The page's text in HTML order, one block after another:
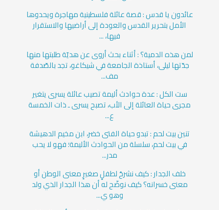
عائدون يا قدس : قصة عائلة فلسطينية مهاجرة ويحدوها
الأمل بتحرير القدس والعودة إلى أراضيها والاستقرار
فيها، ...
لمن هذه الدمية؟ : أثناء بحث أروى عن هديّة طلبتها منها
جدّتها ليلى، أستاذة الجامعة في شيكاغو، تجد بالصّدفة
مف...
ست الكل : عدة حوادث أليمة تصيب عائلة يسرى يتغير
مجرى حياة العائلة إلى الأب، تصبح يسرى ـ ذات الخمسة
ع...
تنين بيت لحم : تبدو حياة الفتى خضر، ابن مخيم الدهيشة
في بيت لحم، سلسلة من الحوادث الأليمة؛ فهو لا يحب
مدر...
خلف الجدار : كيف نشرحُ لطفلٍ صغيرٍ معنى الوطن أو
معنى خسرانه؟ كيف نوضّح له أن هذا الجدار الذي ولد
وهو ي...